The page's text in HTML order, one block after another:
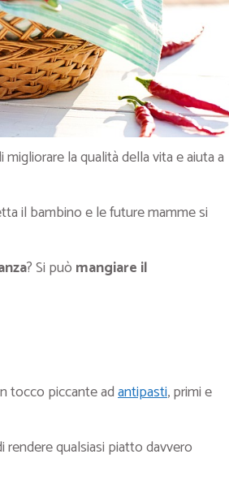
la qualità della vita e aiuta a
il bambino e le future mamme si
? Si può mangiare il
tocco piccante adantipasti, primi e
qualsiasi piatto davvero